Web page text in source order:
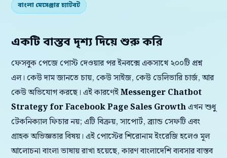
বাংলা মেসেঞ্জার চ্যাটবট
একটি বাস্তব দৃশ্য দিয়ে শুরু করি
ফেসবুক পেজে পোস্ট দেওয়ার পর ইনবক্সে একসাথে ২০০টি প্রশ্ন
এল। কেউ দাম জানতে চায়, কেউ সাইজ, কেউ ডেলিভারি চার্জ, আর
কেউ অভিযোগ করছে। এই কারণেইMessenger Chatbot
Strategy for Facebook Page Sales Growthএখন শুধু
টেকনিক্যাল ফিচার নয়; এটি বিক্রয়, সাপোর্ট, ব্র্যান্ড সেফটি এবং
গ্রাহক অভিজ্ঞতার বিষয়। এই পোস্টের শিরোনাম ইংরেজি হলেও মূল
আলোচনা বাংলা ভাষায় রাখা হয়েছে, কারণ বাংলাদেশি ব্যবসার বাস্তব